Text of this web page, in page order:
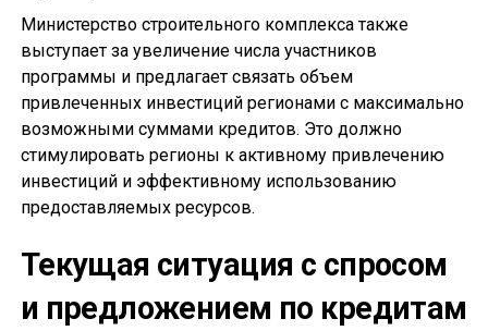
Министерство строительного комплекса также
выступает за увеличение числа участников
программы и предлагает связать объем
привлеченных инвестиций регионами с максимально
возможными суммами кредитов. Это должно
стимулировать регионы к активному привлечению
инвестиций и эффективному использованию
предоставляемых ресурсов.
Текущая ситуация с спросом
и предложением по кредитам